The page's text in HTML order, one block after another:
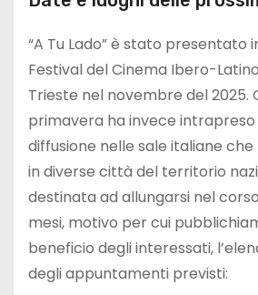
“A Tu Lado” è stato presentato
Festival del Cinema Ibero-
Trieste nel novembre del 2025.
primavera ha invece
diffusione nelle sale italiane
in diverse città del territorio
destinata ad allungarsi nel
mesi, motivo per cui
beneficio degli interessati,
degli appuntamenti previsti: